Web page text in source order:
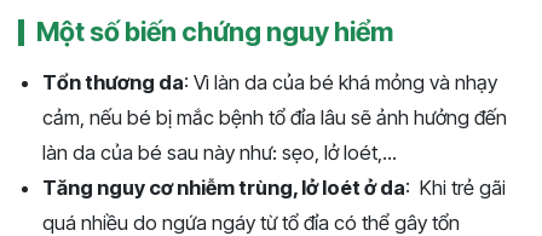
Một số biến chứng nguy hiểm
Tổn thương da: Vì làn da của bé khá mỏng và nhạy
cảm, nếu bé bị mắc bệnh tổ đỉa lâu sẽ ảnh hưởng đến
làn da của bé sau này như: sẹo, lở loét,...
Tăng nguy cơ nhiễm trùng, lở loét ở da: Khi trẻ gãi
quá nhiều do ngứa ngáy từ tổ đỉa có thể gây tổn